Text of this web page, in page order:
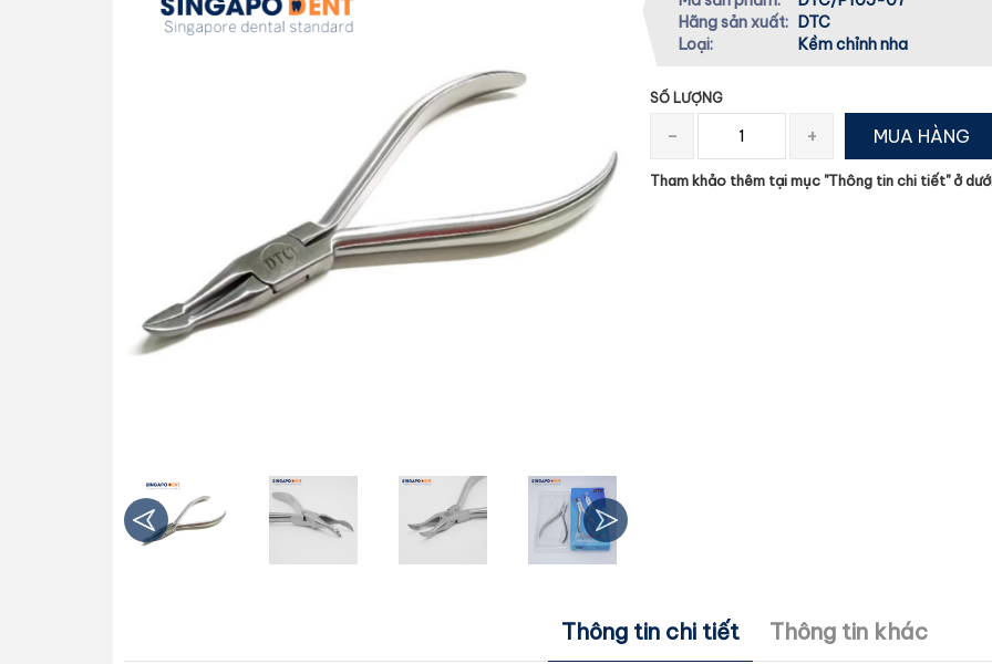
Hãng sản xuất: DTC
Loại:
Kềm chỉnh nha
SỐ LƯỢNG
- + MUA HÀNG
Tham khảo thêm tại mục "Thông tin chi tiết" ở
Thông tin chi tiết Thông tin khác